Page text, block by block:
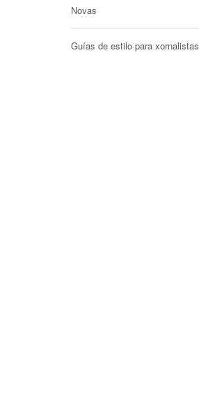
Novas
Guías de estilo para xornalistas